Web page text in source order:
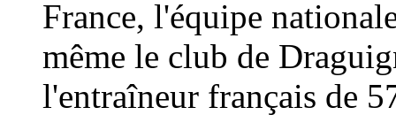
France, l'équipe
même le club de
l'entraîneur français de